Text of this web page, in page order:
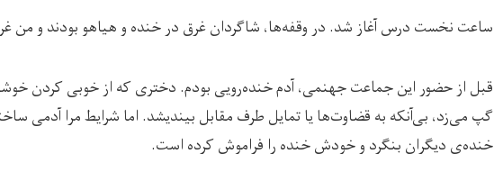
ساعت نخست درس آغاز شد. در وقفه‌ها، شاگردان غرق در خنده و هیاهو بودند و من
قبل از حضور این جماعت جهنمی، آدم خنده‌رویی بودم. دختری که از خوبی ‌کردن
گپ می‌زد، بی‌آنکه به قضاوت‌ها یا تمایل طرف مقابل بیندیشد. اما شرایط مرا آدمی
خنده‌ی دیگران بنگرد و خودش خنده را فراموش کرده است.